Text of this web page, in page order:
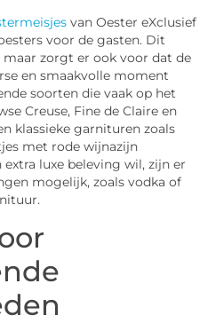
van Oester eXclusief
voor de gasten. Dit
zorgt er ook voor dat de
en smaakvolle moment
soorten die vaak op het
Creuse, Fine de Claire en
klassieke garnituren zoals
met rode wijnazijn
extra luxe beleving wil, zijn er
mogelijk, zoals vodka of